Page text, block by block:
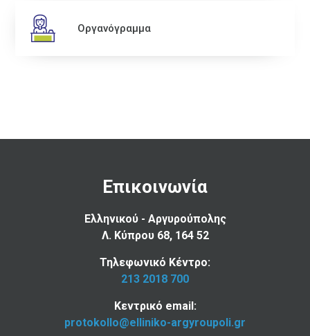
Οργανόγραμμα
Επικοινωνία
Ελληνικού - Αργυρούπολης
Λ. Κύπρου 68, 164 52
Τηλεφωνικό Κέντρο:
213 2018 700
Κεντρικό email:
protokollo@elliniko-argyroupoli.gr